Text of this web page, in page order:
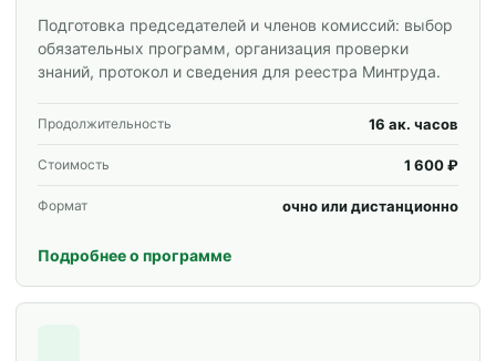
Подготовка председателей и членов комиссий: выбор
обязательных программ, организация проверки
знаний, протокол и сведения для реестра Минтруда.
Продолжительность 16 ак. часов
Стоимость 1 600 ₽
Формат очно или дистанционно
Подробнее о программе